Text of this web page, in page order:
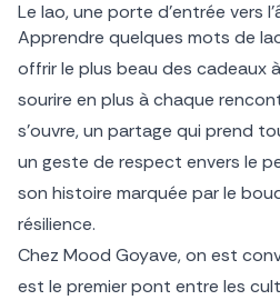
Le lao, une porte d’entrée vers
Apprendre quelques mots de
offrir le plus beau des cadeaux
sourire en plus à chaque
s’ouvre, un partage qui prend
un geste de respect envers le
son histoire marquée par le
résilience.
Chez Mood Goyave, on est
est le premier pont entre les